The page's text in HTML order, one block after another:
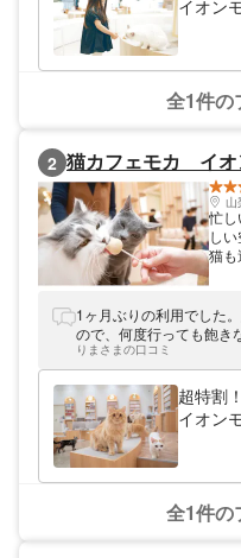
イオン
全1件の
2 猫カフェモカ イオ
山
忙し
し
猫も
こ
取り
思
開中
ち寄
1ヶ月ぶりの利用でした
ので、何度行っても飽き
りまさまの口コミ
超特割
イオン
全1件の